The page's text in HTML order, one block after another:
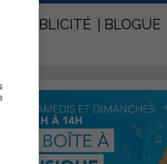
PUBLICITÉ BLOGUE